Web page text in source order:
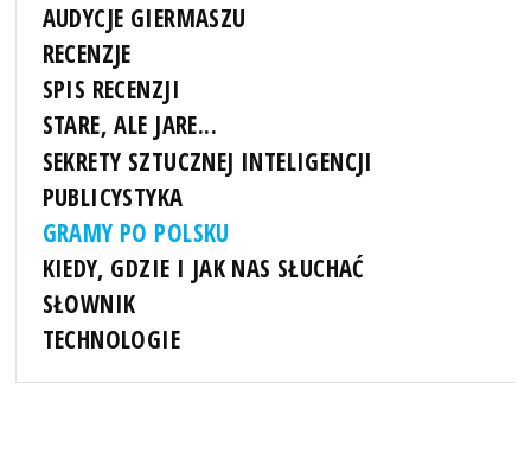
AUDYCJE GIERMASZU
RECENZJE
SPIS RECENZJI
STARE, ALE JARE...
SEKRETY SZTUCZNEJ INTELIGENCJI
PUBLICYSTYKA
GRAMY PO POLSKU
KIEDY, GDZIE I JAK NAS SŁUCHAĆ
SŁOWNIK
TECHNOLOGIE